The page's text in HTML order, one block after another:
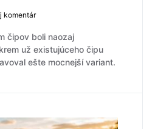
komentár
čipov boli naozaj
už existujúceho čipu
ešte mocnejší variant.